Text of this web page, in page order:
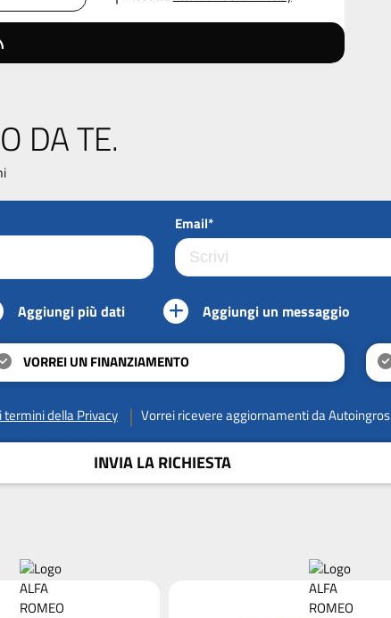
DA TE.
Email*
Aggiungi più dati Aggiungi un messaggio
VORREI UN FINANZIAMENTO
i termini della Privacy Vorrei ricevere aggiornamenti da Autoingros
INVIA LA RICHIESTA